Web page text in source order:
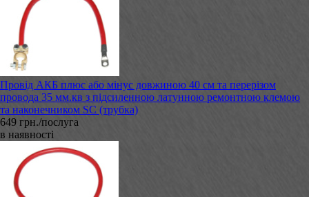
Провід АКБ плюс або мінус довжиною 40 см та перерізом
провода 35 мм.кв з підсиленною латунною ремонтною клемою
та наконечником SC (трубка)
649 грн./послуга
в наявності